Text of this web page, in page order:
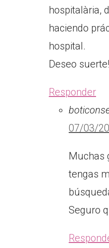
hospitalària,
haciendo
hospital.
Deseo suerte!
Responder
07/03/
Muchas
tengas
Seguro